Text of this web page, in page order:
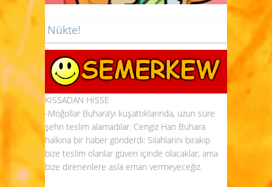
Nükte!
KISSADAN HİSSE
-Moğollar Buhara’yı kuşattıklarında, uzun süre
şehri teslim alamadılar. Cengiz Han Buhara
halkına bir haber gönderdi: Silahlarını bırakıp
bize teslim olanlar güven içinde olacaklar, ama
bize direnenlere asla eman vermeyeceğiz.